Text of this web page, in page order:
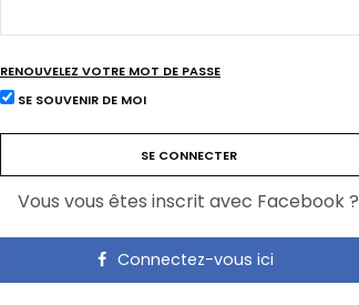
RENOUVELEZ VOTRE MOT DE PASSE
SE SOUVENIR DE MOI
Vous vous êtes inscrit avec Facebook ?
Connectez-vous ici